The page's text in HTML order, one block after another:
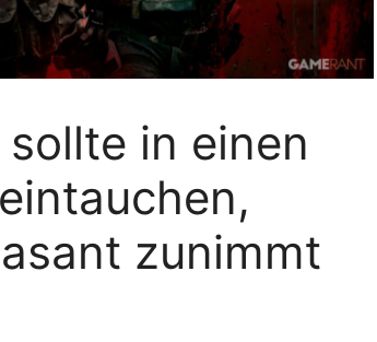
in einen
zunimmt